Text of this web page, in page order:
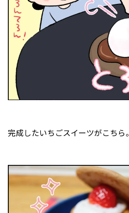
完成したいちごスイーツがこちら。